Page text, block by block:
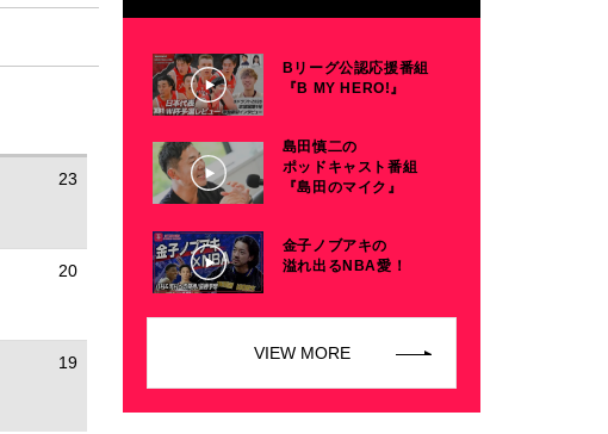
23
20
19
Bリーグ公認応援番組
『B MY HERO!』
島田慎二の
ポッドキャスト番組
『島田のマイク』
金子ノブアキの
溢れ出るNBA愛！
VIEW MORE